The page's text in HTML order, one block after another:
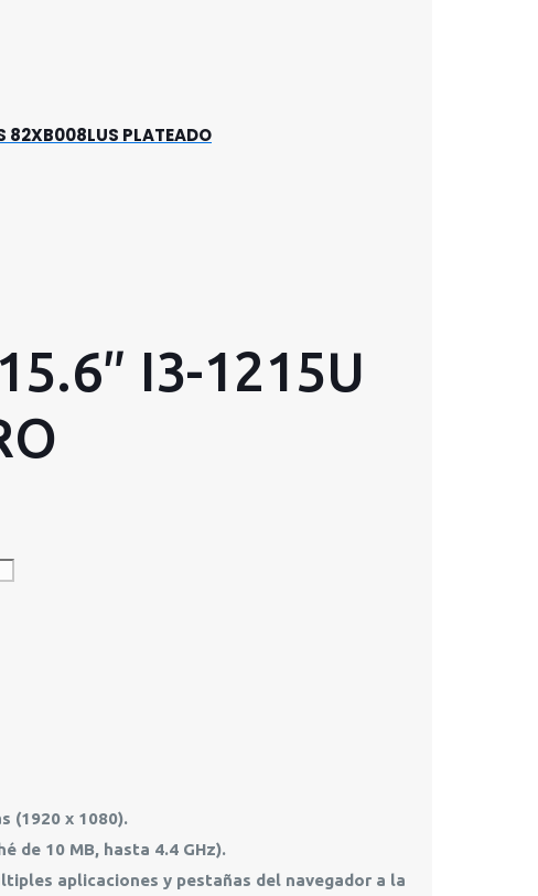
82XB008LUS PLATEADO
I3-1215U
(1920 x 1080).
de 10 MB, hasta 4.4 GHz).
aplicaciones y pestañas del navegador a la